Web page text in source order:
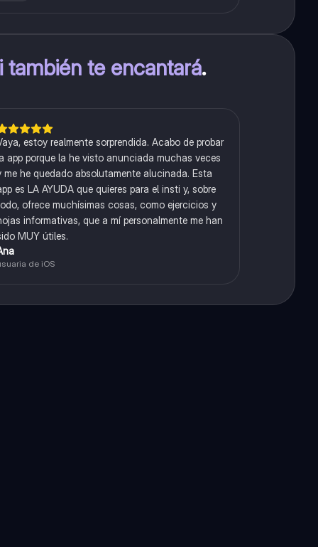
también te encantará.
estoy realmente sorprendida. Acabo de probar
app porque la he visto anunciada muchas veces
me he quedado absolutamente alucinada. Esta
es LA AYUDA que quieres para el insti y, sobre
ofrece muchísimas cosas, como ejercicios y
informativas, que a mí personalmente me han
MUY útiles.
de iOS